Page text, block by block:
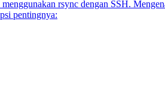
rsync dengan SSH.
pentingnya: